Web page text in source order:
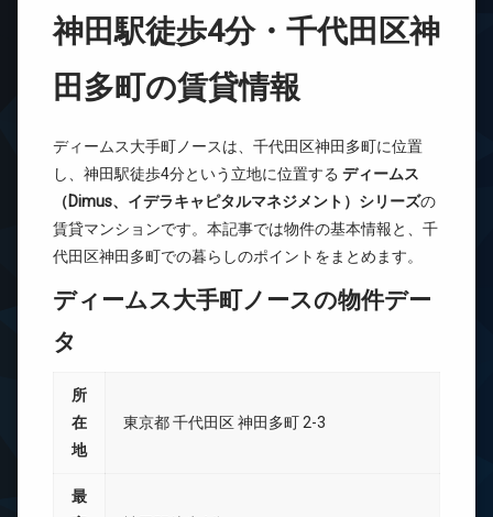
神田駅徒歩4分・千代田区神
田多町の賃貸情報
ディームス大手町ノースは、千代田区神田多町に位置
し、神田駅徒歩4分という立地に位置する ディームス
（Dimus、イデラキャピタルマネジメント）シリーズの
賃貸マンションです。本記事では物件の基本情報と、千
代田区神田多町での暮らしのポイントをまとめます。
ディームス大手町ノースの物件デー
タ
所
在
地
東京都 千代田区 神田多町 2-3
最